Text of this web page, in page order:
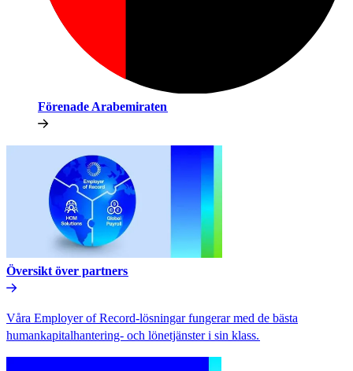
Förenade Arabemiraten​​
Översikt över partners​​
Våra Employer of Record-lösningar fungerar med de bästa
humankapitalhantering- och lönetjänster i sin klass.​​